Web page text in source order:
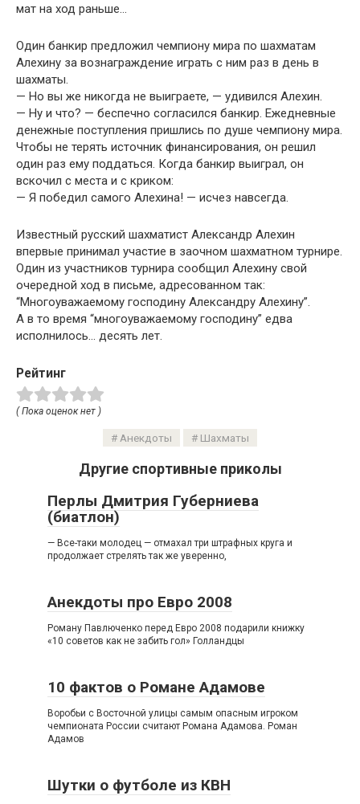
мат на ход раньше…
Один банкир предложил чемпиону мира по шахматам
Алехину за вознаграждение играть с ним раз в день в
шахматы.
— Но вы же никогда не выиграете, — удивился Алехин.
— Ну и что? — беспечно согласился банкир. Ежедневные
денежные поступления пришлись по душе чемпиону мира.
Чтобы не терять источник финансирования, он решил
один раз ему поддаться. Когда банкир выиграл, он
вскочил с места и с криком:
— Я победил самого Алехина! — исчез навсегда.
Известный русский шахматист Александр Алехин
впервые принимал участие в заочном шахматном турнире.
Один из участников турнира сообщил Алехину свой
очередной ход в письме, адресованном так:
“Многоуважаемому господину Александру Алехину”.
А в то время “многоуважаемому господину” едва
исполнилось… десять лет.
Рейтинг
( Пока оценок нет )
Анекдоты Шахматы
Другие спортивные приколы
Перлы Дмитрия Губерниева
(биатлон)
— Все-таки молодец — отмахал три штрафных круга и
продолжает стрелять так же уверенно,
Анекдоты про Евро 2008
Роману Павлюченко перед Евро 2008 подарили книжку
«10 советов как не забить гол» Голландцы
10 фактов о Романе Адамове
Воробьи с Восточной улицы самым опасным игроком
чемпионата России считают Романа Адамова. Роман
Адамов
Шутки о футболе из КВН